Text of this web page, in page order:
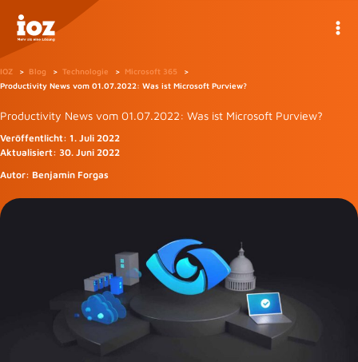
Inhalt
springen
IOZ Blog Technologie
Microsoft 365
Productivity News vom 01.07.2022: Was ist Microsoft Purview?
Productivity News vom 01.07.2022: Was ist Microsoft Purview?
Veröffentlicht: 1. Juli 2022
Aktualisiert: 30. Juni 2022
Autor: Benjamin Forgas